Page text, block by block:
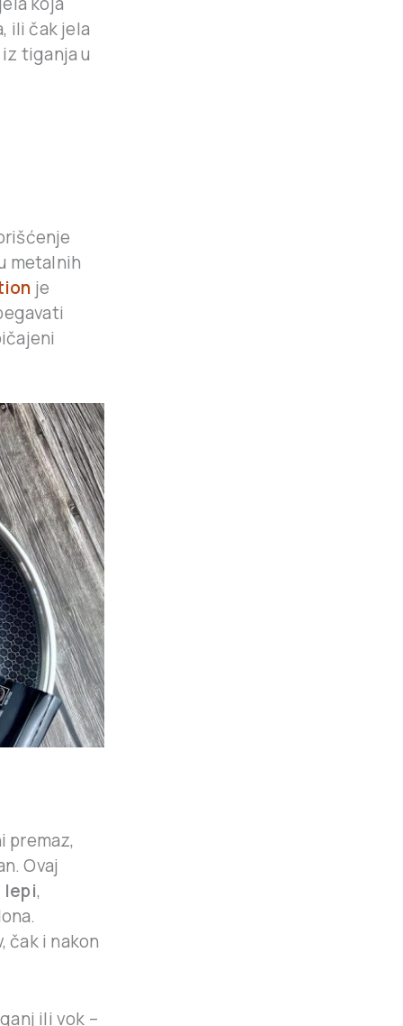
ili čak jela
tiganja u
metalnih
je
premaz,
Ovaj
lepi,
čak i nakon
ili vok –